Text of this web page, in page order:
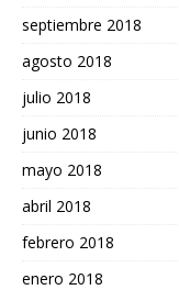
septiembre 2018
agosto 2018
julio 2018
junio 2018
mayo 2018
abril 2018
febrero 2018
enero 2018